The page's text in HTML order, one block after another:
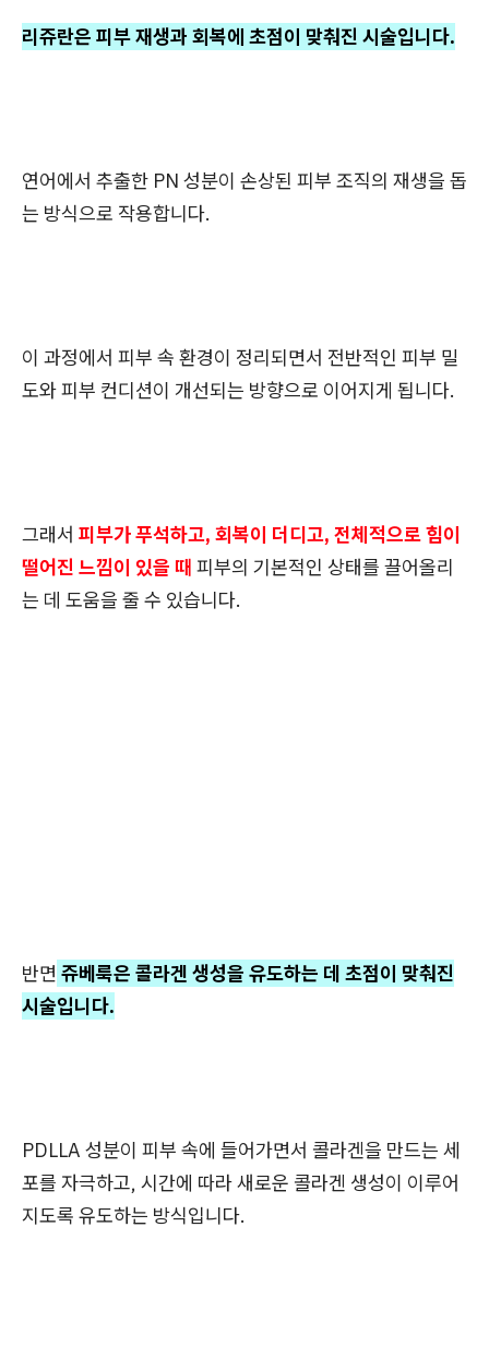
리쥬란은 피부 재생과 회복에 초점이 맞춰진 시술입니다.
연어에서 추출한 PN 성분이 손상된 피부 조직의 재생을 돕
는 방식으로 작용합니다.
이 과정에서 피부 속 환경이 정리되면서 전반적인 피부 밀
도와 피부 컨디션이 개선되는 방향으로 이어지게 됩니다.
그래서 피부가 푸석하고, 회복이 더디고, 전체적으로 힘이
떨어진 느낌이 있을 때 피부의 기본적인 상태를 끌어올리
는 데 도움을 줄 수 있습니다.
반면 쥬베룩은 콜라겐 생성을 유도하는 데 초점이 맞춰진
시술입니다.
PDLLA 성분이 피부 속에 들어가면서 콜라겐을 만드는 세
포를 자극하고, 시간에 따라 새로운 콜라겐 생성이 이루어
지도록 유도하는 방식입니다.